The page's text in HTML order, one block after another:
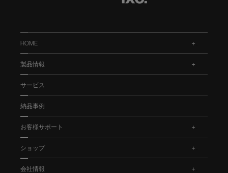
HOME
製品情報
サービス
納品事例
お客様サポート
ショップ
会社情報